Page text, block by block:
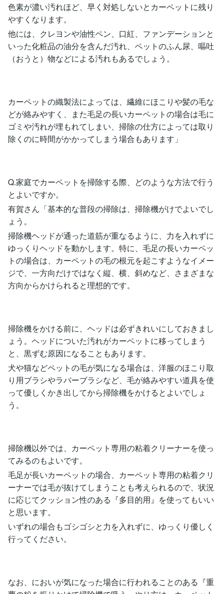
色素が濃い汚れほど、早く対処しないとカーペットに残り
やすくなります。
他には、クレヨンや油性ペン、口紅、ファンデーションと
いった化粧品の油分を含んだ汚れ、ペットのふん尿、嘔吐
（おうと）物などによる汚れもあるでしょう。
カーペットの織製法によっては、繊維にほこりや髪の毛な
どが絡みやすく、また毛足の長いカーペットの場合は毛に
ゴミや汚れが埋もれてしまい、掃除の仕方によっては取り
除くのに時間がかかってしまう場合もあります」
Q.家庭でカーペットを掃除する際、どのような方法で行う
とよいですか。
有賀さん「基本的な普段の掃除は、掃除機がけでよいでし
ょう。
掃除機ヘッドが通った道筋が重なるように、力を入れずに
ゆっくりヘッドを動かします。特に、毛足の長いカーペッ
トの場合は、カーペットの毛の根元を起こすようなイメー
ジで、一方向だけではなく縦、横、斜めなど、さまざまな
方向からかけられると理想的です。
掃除機をかける前に、ヘッドは必ずきれいにしておきまし
ょう。ヘッドについた汚れがカーペットに移ってしまう
と、黒ずむ原因になることもあります。
犬や猫などペットの毛が気になる場合は、洋服のほこり取
り用ブラシやラバーブラシなど、毛が絡みやすい道具を使
って優しくかき出してから掃除機をかけるとよいでしょ
う。
掃除機以外では、カーペット専用の粘着クリーナーを使っ
てみるのもよいです。
毛足が長いカーペットの場合、カーペット専用の粘着クリ
ーナーでは毛が抜けてしまうことも考えられるので、状況
に応じてクッション性のある『多目的用』を使ってもいい
と思います。
いずれの場合もゴシゴシと力を入れずに、ゆっくり優しく
行ってください。
なお、においが気になった場合に行われることのある『重